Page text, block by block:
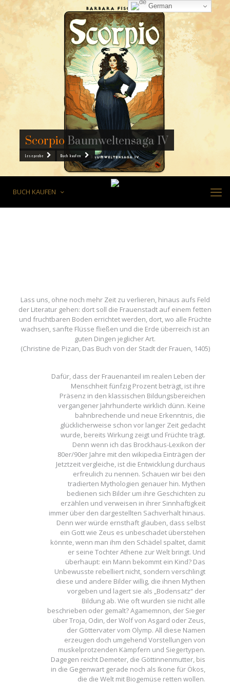
ScorpioBaumweltensaga IV
Buch kaufen
Leseprobe
FriggBaumweltensaga III
Buch kaufen
BUCH KAUFEN
Lass uns, ohne noch mehr Zeit zu verlieren, hinaus aufs Feld
der Literatur gehen: dort soll die Frauenstadt auf einem fetten
und fruchtbaren Boden errichtet werden, dort, wo alle Früchte
wachsen, sanfte Flüsse fließen und die Erde überreich ist an
guten Dingen jeglicher Art.
(Christine de Pizan, Das Buch von der Stadt der Frauen, 1405)
Dafür, dass der Frauenanteil im realen Leben der
Menschheit fünfzig Prozent beträgt, ist ihre
Präsenz in den klassischen Bildungsbereichen
vergangener Jahrhunderte wirklich dünn. Keine
bahnbrechende und neue Erkenntnis, die
glücklicherweise schon vor langer Zeit gedacht
wurde, bereits Wirkung zeigt und Früchte trägt.
Denn wenn ich das Brockhaus-Lexikon der
80er/90er Jahre mit den wikipedia Einträgen der
Jetztzeit vergleiche, ist die Entwicklung durchaus
erfreulich zu nennen. Schauen wir bei den
tradierten Mythologien genauer hin. Mythen
bedienen sich Bilder um ihre Geschichten zu
erzählen und verweisen in ihrer Sinnhaftigkeit
immer über den dargestellten Sachverhalt hinaus.
Denn wer würde ernsthaft glauben, dass selbst
ein Gott wie Zeus es unbeschadet überstehen
könnte, wenn man ihm den Schädel spaltet, damit
er seine Tochter Athene zur Welt bringt. Und
überhaupt: ein Mann bekommt ein Kind? Das
Unbewusste rebelliert nicht, sondern verschlingt
diese und andere Bilder willig, die ihnen Mythen
vorgeben und lagert sie als „Bodensatz“ der
Bildung ab. Wie oft wurden sie nicht alle
beschrieben oder gemalt? Agamemnon, der Sieger
über Troja, Odin, der Wolf von Asgard oder Zeus,
der Göttervater vom Olymp. All diese Namen
erzeugen doch umgehend Vorstellungen von
muskelprotzenden Kämpfern und Siegertypen.
Dagegen reicht Demeter, die Göttinnenmutter, bis
in die Gegenwart gerade noch als Ikone für Ökos,
die die Welt mit Biogemüse retten wollen.
German